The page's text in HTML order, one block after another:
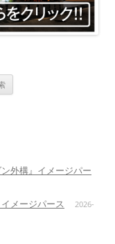
外構』イメージパー
メージパース
2026-